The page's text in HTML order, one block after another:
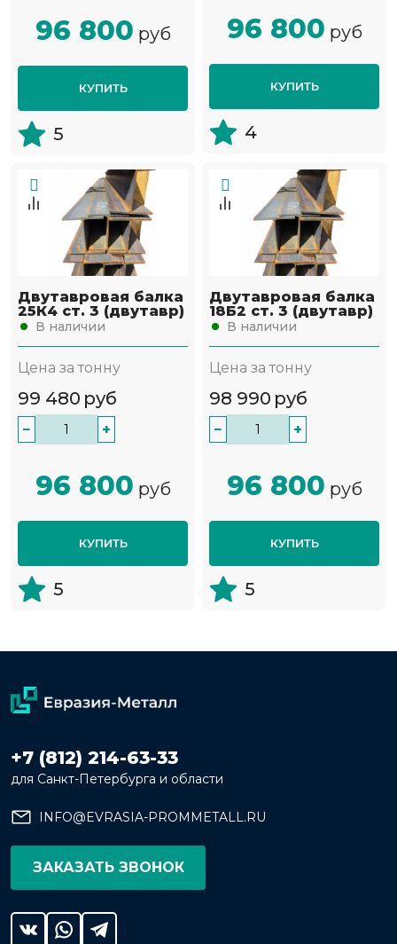
96 800 руб
КУПИТЬ
5
96 800 руб
КУПИТЬ
4
Двутавровая балка
25К4 ст. 3 (двутавр)
В наличии
Цена за тонну
99 480 руб
− +
96 800 руб
КУПИТЬ
5
Двутавровая балка
18Б2 ст. 3 (двутавр)
В наличии
Цена за тонну
98 990 руб
− +
96 800 руб
КУПИТЬ
5
+7 (812) 214-63-33
для Санкт-Петербурга и области
INFO@EVRASIA-PROMMETALL.RU
ЗАКАЗАТЬ ЗВОНОК